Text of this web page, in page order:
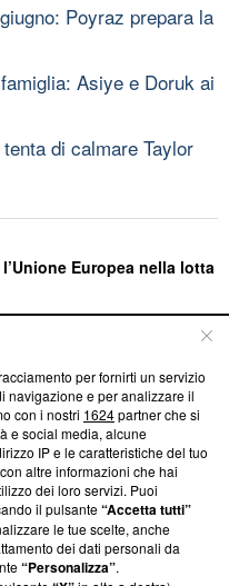
Poyraz prepara la
Asiye e Doruk ai
di calmare Taylor
Europea nella lotta
su Blasting
su come ci impegniamo a
la nostra aderenza a
Blasting News non è
ha richiesto di farne
una verifica di
per fornirti un servizio
navigazione e per analizzare il
con i nostri 1624partner che si
e social media, alcune
IP e le caratteristiche del tuo
altre informazioni che hai
dei loro servizi. Puoi
il pulsante“Accetta tutti”
le tue scelte, anche
dei dati personali da
“Personalizza”.